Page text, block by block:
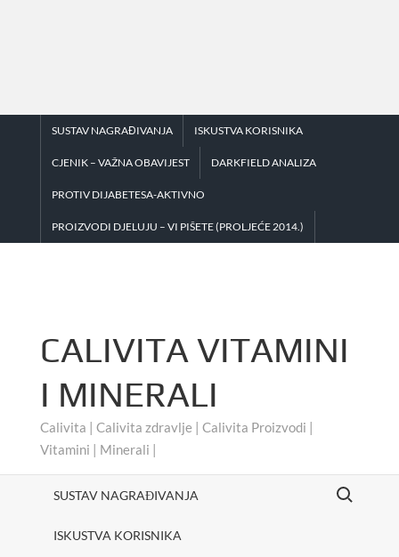
SUSTAV NAGRAĐIVANJA ISKUSTVA KORISNIKA
CJENIK – VAŽNA OBAVIJEST DARKFIELD ANALIZA
PROTIV DIJABETESA-AKTIVNO
PROIZVODI DJELUJU – VI PIŠETE (PROLJEĆE 2014.)
CALIVITA VITAMINI
I MINERALI
Calivita | Calivita zdravlje | Calivita Proizvodi |
Vitamini | Minerali |
SUSTAV NAGRAĐIVANJA
ISKUSTVA KORISNIKA
Search for: